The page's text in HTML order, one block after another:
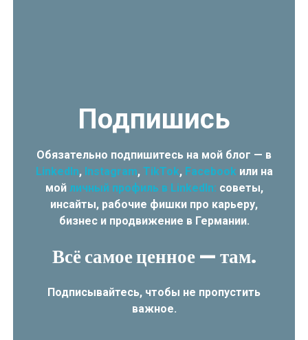
Подпишись
Обязательно подпишитесь на мой блог — в
LinkedIn, Instagram, TikTok, Facebookили на
мой личный профиль в LinkedIn: советы,
инсайты, рабочие фишки про карьеру,
бизнес и продвижение в Германии.
Всё самое ценное — там.
Подписывайтесь, чтобы не пропустить
важное.